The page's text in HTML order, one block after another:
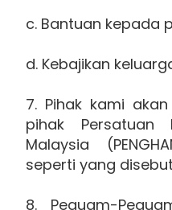
c. Bantuan kepada
d. Kebajikan
7. Pihak kami
pihak Persatuan
Malaysia
seperti yang
8. Peguam-